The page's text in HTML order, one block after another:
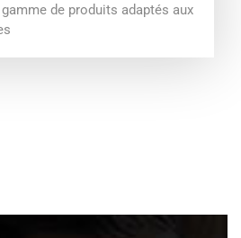
de produits adaptés aux